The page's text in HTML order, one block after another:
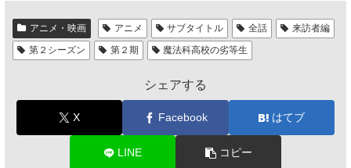
アニメ・映画 アニメ サブタイトル 全話
来訪者編
第２シーズン
第２期 魔法科高校の劣等生
シェアする
X Facebook はてブ
LINE コピー